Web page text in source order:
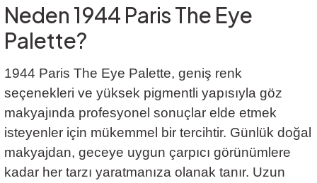
Neden 1944 Paris The Eye
Palette?
1944 Paris The Eye Palette, geniş renk
seçenekleri ve yüksek pigmentli yapısıyla göz
makyajında profesyonel sonuçlar elde etmek
isteyenler için mükemmel bir tercihtir. Günlük doğal
makyajdan, geceye uygun çarpıcı görünümlere
kadar her tarzı yaratmanıza olanak tanır. Uzun